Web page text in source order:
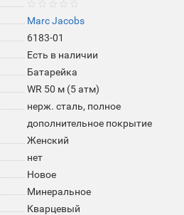
Marc Jacobs
6183-01
Есть в наличии
Батарейка
WR 50 м (5 атм)
нерж. сталь, полное
дополнительное покрытие
Женский
нет
Новое
Минеральное
Кварцевый